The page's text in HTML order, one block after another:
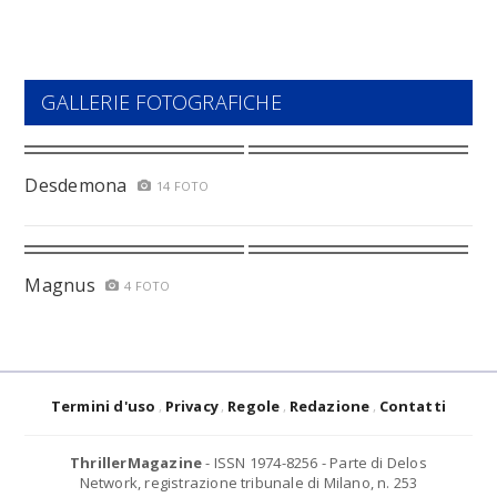
GALLERIE FOTOGRAFICHE
Desdemona 14 FOTO
Magnus 4 FOTO
Termini d'uso Privacy Regole Redazione Contatti
ThrillerMagazine- ISSN 1974-8256 - Parte di Delos
Network, registrazione tribunale di Milano, n. 253